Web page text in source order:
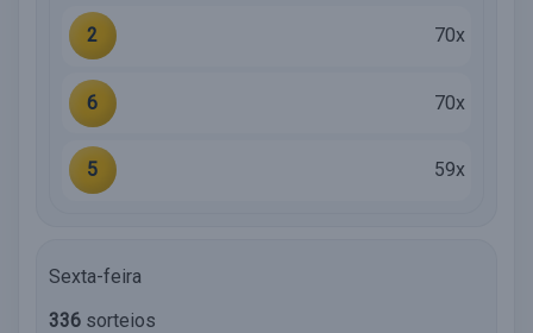
2 70x
6 70x
5 59x
Sexta-feira
336 sorteios